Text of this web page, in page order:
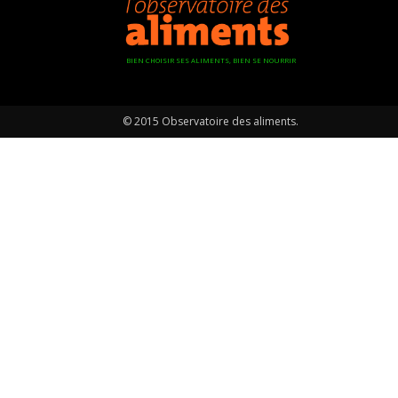
BIEN CHOISIR SES ALIMENTS, BIEN SE NOURRIR
© 2015 Observatoire des aliments.